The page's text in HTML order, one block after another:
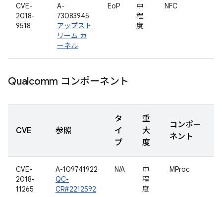
CVE-
2018-
9518
A-
73083945
アップスト
リーム カ
ーネル
EoP
中
程
度
NFC
Qualcomm コンポーネント
CVE 参照
タ
イ
プ
重
大
度
コンポー
ネント
CVE-
2018-
11265
A-109741922
QC-
CR#2212592
N/A
中
程
度
MProc